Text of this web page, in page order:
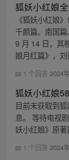
狐妖小红娘
《狐妖小红娘
千颜篇、南国
9 月 14 日，其
娘月红篇》，
1 个回答 2024
狐妖小红娘
目前未获取到
息。 等待电视
妖小红娘》原著
1 个回答 2024